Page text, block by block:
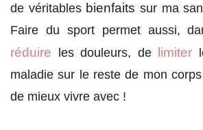
de véritables bienfaits sur ma
Faire du sport permet aussi,
réduire les douleurs, de limiter
maladie sur le reste de mon
de mieux vivre avec !